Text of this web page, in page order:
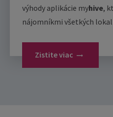
výhody aplikácie myhive,
nájomníkmi všetkých
Zistite viac